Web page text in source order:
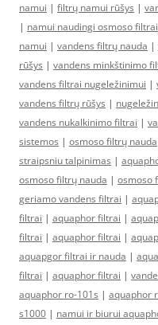
namui | filtrų namui rūšys |
| namui naudingi osmoso filtrai
namui | vandens filtrų nauda |
rūšys | vandens minkštinimo
vandens filtrai nugeležinimui |
vandens filtrų rūšys |
vandens nukalkinimo filtrai |
sistemos | osmoso filtrų nauda
straipsniu talpinimas |
osmoso filtrų nauda | osmoso
geriamo vandens filtrai |
filtrai | aquaphor filtrai |
filtrai | aquaphor filtrai |
aquapgor filtrai ir nauda |
filtrai | aquaphor filtrai |
aquaphor ro-101s | aquaphor
s1000 | namui ir biurui